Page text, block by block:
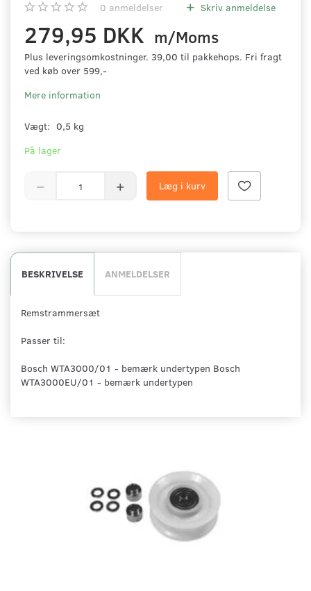
0 anmeldelser Skriv anmeldelse
279,95 DKK m/Moms
Plus leveringsomkostninger. 39,00 til pakkehops. Fri fragt
ved køb over 599,-
Mere information
Vægt: 0,5 kg
På lager
Læg i kurv
BESKRIVELSE ANMELDELSER
Remstrammersæt
Passer til:
Bosch WTA3000/01 - bemærk undertypen Bosch
WTA3000EU/01 - bemærk undertypen